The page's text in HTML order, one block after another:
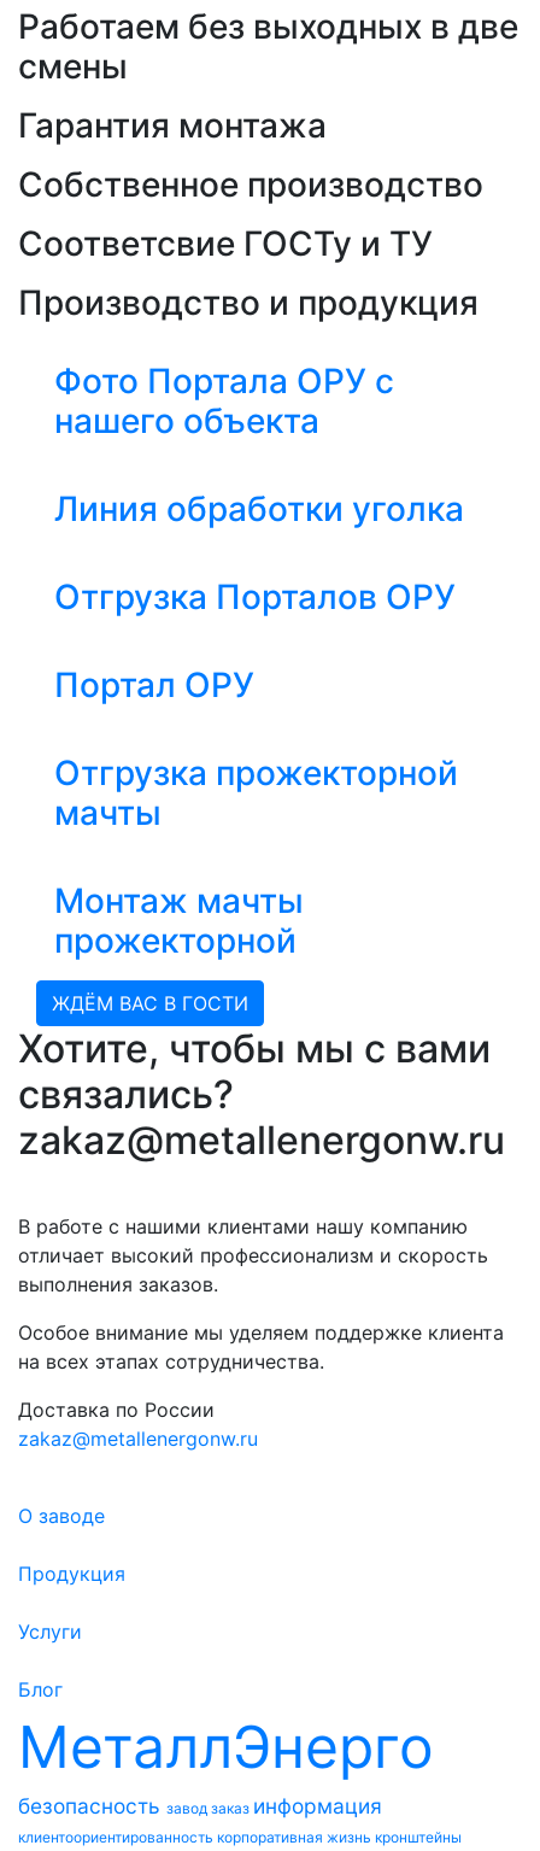
Работаем без выходных в две
смены
Гарантия монтажа
Собственное производство
Соответсвие ГОСТу и ТУ
Производство и продукция
Фото Портала ОРУ с
нашего объекта
Линия обработки уголка
Отгрузка Порталов ОРУ
Портал ОРУ
Отгрузка прожекторной
мачты
Монтаж мачты
прожекторной
ЖДЁМ ВАС В ГОСТИ
Хотите, чтобы мы с вами
связались?
zakaz@metallenergonw.ru
В работе с нашими клиентами нашу компанию
отличает высокий профессионализм и скорость
выполнения заказов.
Особое внимание мы уделяем поддержке клиента
на всех этапах сотрудничества.
Доставка по России
zakaz@metallenergonw.ru
О заводе
Продукция
Услуги
Блог
МеталлЭнерго
безопасность завод заказ информация
клиентоориентированность корпоративная жизнь кронштейны